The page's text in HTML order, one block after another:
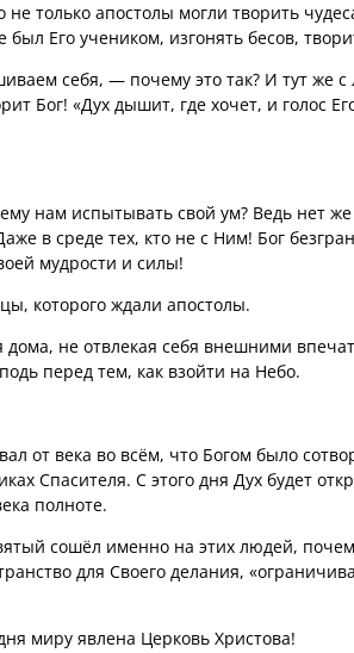
только апостолы могли творить
был Его учеником, изгонять бесов,
себя, — почему это так? И тут же с
Бог! «Дух дышит, где хочет, и голос
нам испытывать свой ум? Ведь нет
в среде тех, кто не с Ним! Бог
мудрости и силы!
которого ждали апостолы.
не отвлекая себя внешними
перед тем, как взойти на Небо.
от века во всём, что Богом было
Спасителя. С этого дня Дух будет
полноте.
сошёл именно на этих людей,
для Своего делания,
миру явлена Церковь Христова!